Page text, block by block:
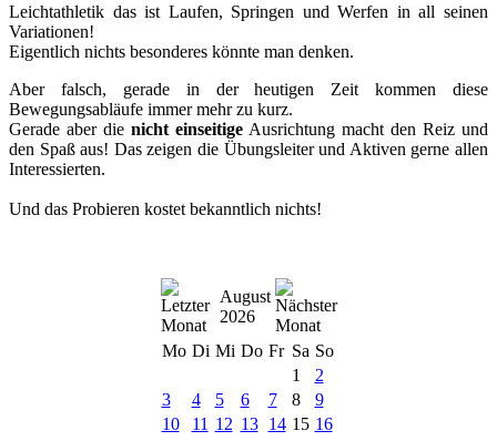
Leichtathletik das ist Laufen, Springen und Werfen in all seinen
Variationen!
Eigentlich nichts besonderes könnte man denken.
Aber falsch, gerade in der heutigen Zeit kommen diese
Bewegungsabläufe immer mehr zu kurz.
Gerade aber die nicht einseitige Ausrichtung macht den Reiz und
den Spaß aus! Das zeigen die Übungsleiter und Aktiven gerne allen
Interessierten.
Und das Probieren kostet bekanntlich nichts!
August
2026
Mo Di Mi Do Fr Sa So
1
2
3
4 5 6 7 8
9
10
11 12 13 14 15 16